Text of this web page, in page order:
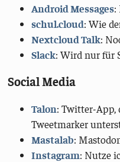
Android Messages:
schul.cloud: Wie
Nextcloud Talk:
Slack: Wird nur für
Social Media
Talon: Twitter-App,
Tweetmarker
Mastalab:
Instagram: Nutze